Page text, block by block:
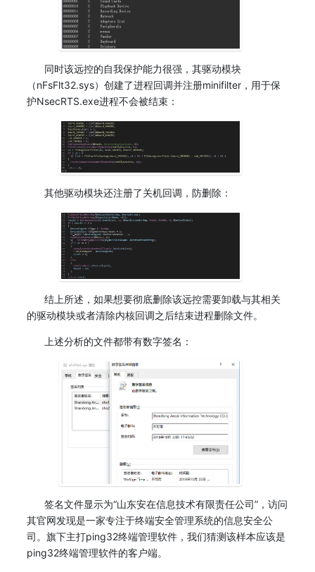
同时该远控的自我保护能力很强，其驱动模块
（nFsFlt32.sys）创建了进程回调并注册minifilter，用于保
护NsecRTS.exe进程不会被结束：
其他驱动模块还注册了关机回调，防删除：
结上所述，如果想要彻底删除该远控需要卸载与其相关
的驱动模块或者清除内核回调之后结束进程删除文件。
上述分析的文件都带有数字签名：
签名文件显示为“山东安在信息技术有限责任公司”，访问
其官网发现是一家专注于终端安全管理系统的信息安全公
司。旗下主打ping32终端管理软件，我们猜测该样本应该是
ping32终端管理软件的客户端。